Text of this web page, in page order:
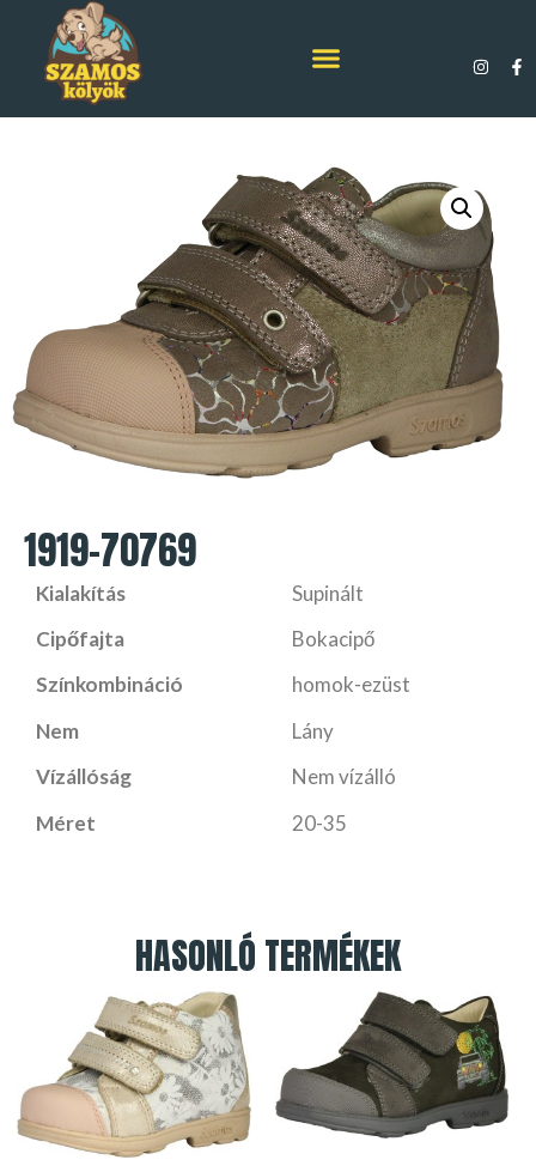
1919-70769
Kialakítás
Supinált
Cipőfajta
Bokacipő
Színkombináció
homok-ezüst
Nem
Lány
Vízállóság
Nem vízálló
Méret
20-35
HASONLÓ TERMÉKEK